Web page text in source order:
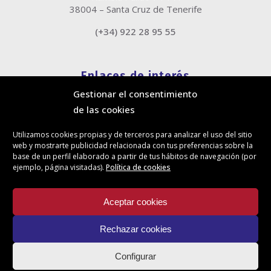
Gestionar el consentimiento
de las cookies
Utilizamos cookies propias y de terceros para analizar el uso del sitio
web y mostrarte publicidad relacionada con tus preferencias sobre la
base de un perfil elaborado a partir de tus hábitos de navegación (por
ejemplo, página visitadas). Política de cookies
Aceptar cookies
Rechazar cookies
Configurar
38004 – Santa Cruz de Tenerife
(+34) 922 28 95 55
Enlaces de interés
Política de cookies
Política de privacidad
Canal de denuncias
Protección de privacidad en redes sociales
Síguenos
Actualidad
Contacto